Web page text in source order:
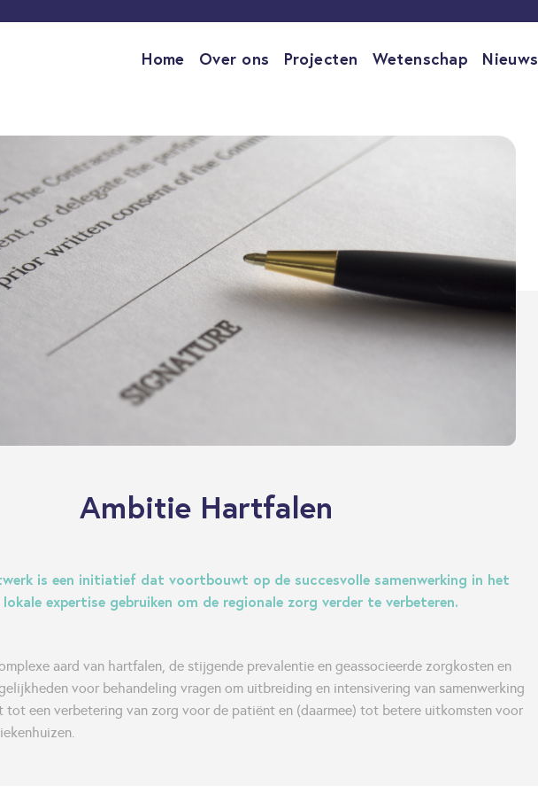
Home Over ons Projecten Wetenschap Nieuws
Ambitie Hartfalen
is een initiatief dat voortbouwt op de succesvolle samenwerking in het
expertise gebruiken om de regionale zorg verder te verbeteren.
aard van hartfalen, de stijgende prevalentie en geassocieerde zorgkosten en
voor behandeling vragen om uitbreiding en intensivering van samenwerking
tot een verbetering van zorg voor de patiënt en (daarmee) tot betere uitkomsten voor